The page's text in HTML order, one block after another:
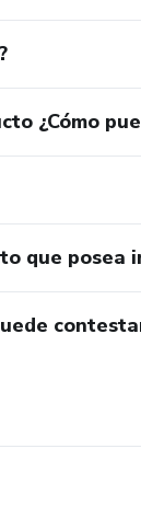
¿Cómo
que posea